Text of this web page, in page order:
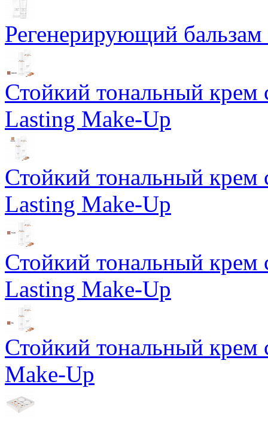
Регенерирующий
Стойкий тональный
Lasting Make-Up
Стойкий тональный
Lasting Make-Up
Стойкий тональный
Lasting Make-Up
Стойкий тональный
Make-Up